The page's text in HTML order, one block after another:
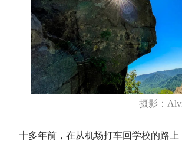
加入我们
摄影：
十多年前，在从机场打车回学校的路上